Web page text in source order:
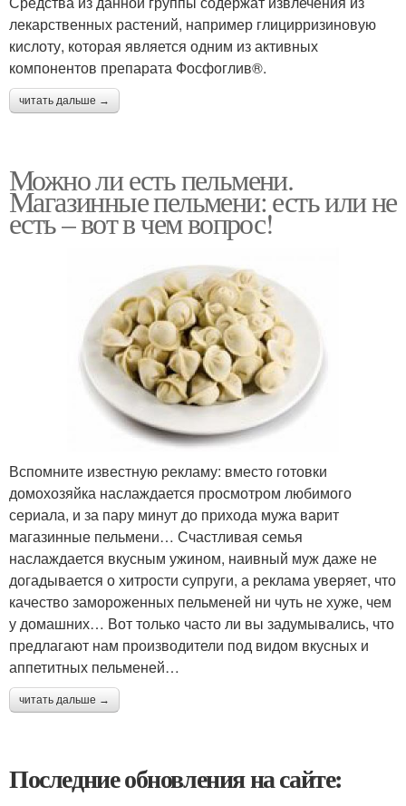
лекарственных растений, например глицирризиновую
кислоту, которая является одним из активных
компонентов препарата Фосфоглив®.
читать дальше →
Можно ли есть пельмени.
Магазинные пельмени: есть или не
есть – вот в чем вопрос!
Вспомните известную рекламу: вместо готовки
домохозяйка наслаждается просмотром любимого
сериала, и за пару минут до прихода мужа варит
магазинные пельмени… Счастливая семья
наслаждается вкусным ужином, наивный муж даже не
догадывается о хитрости супруги, а реклама уверяет, что
качество замороженных пельменей ни чуть не хуже, чем
у домашних… Вот только часто ли вы задумывались, что
предлагают нам производители под видом вкусных и
аппетитных пельменей…
читать дальше →
Последние обновления на сайте: